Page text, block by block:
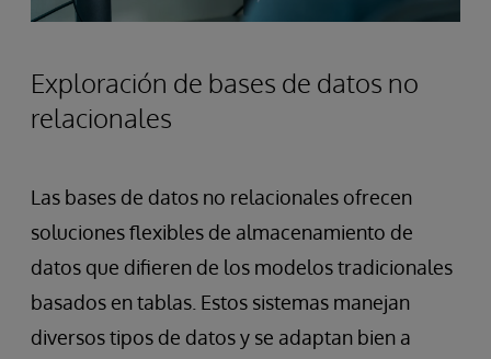
Exploración de bases de datos no
relacionales
Las bases de datos no relacionales ofrecen
soluciones flexibles de almacenamiento de
datos que difieren de los modelos tradicionales
basados en tablas. Estos sistemas manejan
diversos tipos de datos y se adaptan bien a